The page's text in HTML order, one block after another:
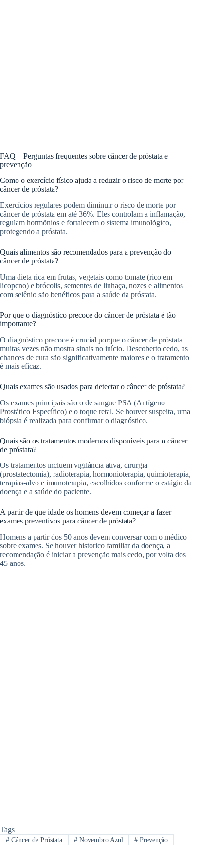
FAQ – Perguntas frequentes sobre câncer de próstata e
prevenção
Como o exercício físico ajuda a reduzir o risco de morte por
câncer de próstata?
Exercícios regulares podem diminuir o risco de morte por
câncer de próstata em até 36%. Eles controlam a inflamação,
regulam hormônios e fortalecem o sistema imunológico,
protegendo a próstata.
Quais alimentos são recomendados para a prevenção do
câncer de próstata?
Uma dieta rica em frutas, vegetais como tomate (rico em
licopeno) e brócolis, sementes de linhaça, nozes e alimentos
com selênio são benéficos para a saúde da próstata.
Por que o diagnóstico precoce do câncer de próstata é tão
importante?
O diagnóstico precoce é crucial porque o câncer de próstata
muitas vezes não mostra sinais no início. Descoberto cedo, as
chances de cura são significativamente maiores e o tratamento
é mais eficaz.
Quais exames são usados para detectar o câncer de próstata?
Os exames principais são o de sangue PSA (Antígeno
Prostático Específico) e o toque retal. Se houver suspeita, uma
biópsia é realizada para confirmar o diagnóstico.
Quais são os tratamentos modernos disponíveis para o câncer
de próstata?
Os tratamentos incluem vigilância ativa, cirurgia
(prostatectomia), radioterapia, hormonioterapia, quimioterapia,
terapias-alvo e imunoterapia, escolhidos conforme o estágio da
doença e a saúde do paciente.
A partir de que idade os homens devem começar a fazer
exames preventivos para câncer de próstata?
Homens a partir dos 50 anos devem conversar com o médico
sobre exames. Se houver histórico familiar da doença, a
recomendação é iniciar a prevenção mais cedo, por volta dos
45 anos.
Tags
#Câncer de Próstata #Novembro Azul # Prevenção